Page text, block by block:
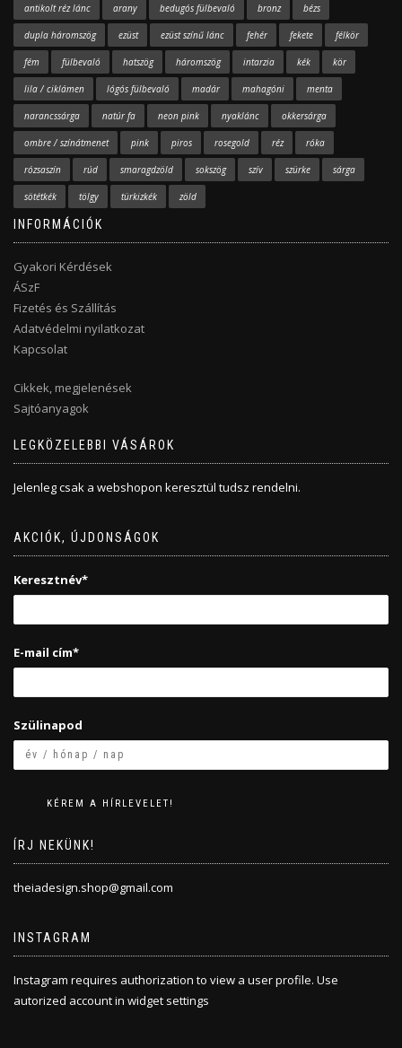
antikolt réz lánc arany bedugós fülbevaló bronz bézs
dupla háromszög ezüst ezüst színű lánc fehér fekete félkör
fém fülbevaló hatszög háromszög intarzia kék kör
lila / ciklámen lógós fülbevaló madár mahagóni menta
narancssárga natúr fa neon pink nyaklánc okkersárga
ombre / színátmenet pink piros rosegold réz róka
rózsaszín rúd smaragdzöld sokszög szív szürke sárga
sötétkék tölgy türkizkék zöld
INFORMÁCIÓK
Gyakori Kérdések
ÁSzF
Fizetés és Szállítás
Adatvédelmi nyilatkozat
Kapcsolat
Cikkek, megjelenések
Sajtóanyagok
LEGKÖZELEBBI VÁSÁROK
Jelenleg csak a webshopon keresztül tudsz rendelni.
AKCIÓK, ÚJDONSÁGOK
Keresztnév*
E-mail cím*
Szülinapod
ÍRJ NEKÜNK!
theiadesign.shop@gmail.com
INSTAGRAM
Instagram requires authorization to view a user profile. Use
autorized account in widget settings